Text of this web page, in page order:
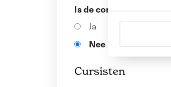
Is de contactpersoon
Ja
Nee
Cursisten